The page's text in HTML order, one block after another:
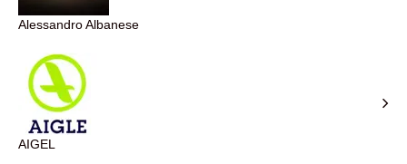
Alessandro Albanese
AIGEL